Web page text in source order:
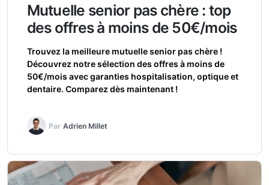
Mutuelle senior pas chère : top
des offres à moins de 50€/mois
Trouvez la meilleure mutuelle senior pas chère !
Découvrez notre sélection des offres à moins de
50€/mois avec garanties hospitalisation, optique et
dentaire. Comparez dès maintenant !
Par Adrien Millet